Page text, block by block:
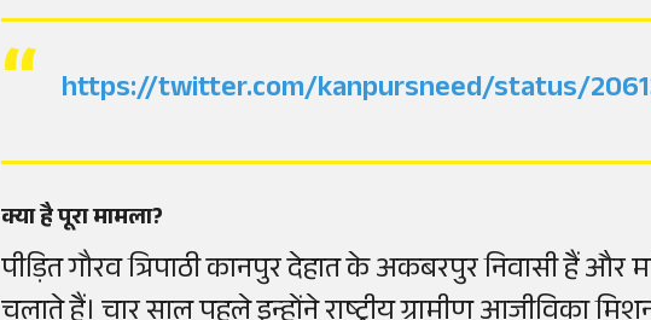
https://twitter.com/kanpursneed/status/
क्या है पूरा मामला?
पीड़ित गौरव त्रिपाठी कानपुर देहात के अकबरपुर निवासी हैं और